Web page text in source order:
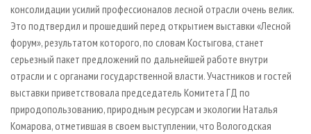
ИНСТРУМЕНТ И МАТЕРИАЛЫ
БИБЛИОТЕКА СПЕЦИАЛИСТА
консолидации усилий профессионалов лесной отрасли очень велик.
Это подтвердил и прошедший перед открытием выставки «Лесной
форум», результатом которого, по словам Костыгова, станет
серьезный пакет предложений по дальнейшей работе внутри
отрасли и с органами государственной власти. Участников и гостей
выставки приветствовала председатель Комитета ГД по
природопользованию, природным ресурсам и экологии Наталья
Комарова, отметившая в своем выступлении, что Вологодская